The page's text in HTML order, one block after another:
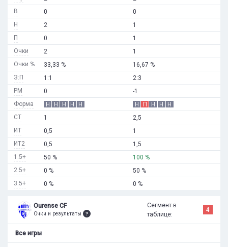
В
Н
П
Очки
Очки %
З:П
РМ
Форма
СТ
ИТ
ИТ2
1.5+
2.5+
3.5+
0
2
0
2
33,33 %
1:1
0
Н
Н Н Н
Н
1
0,5
0,5
50 %
0 %
0 %
0
1
1
1
16,67 %
2:3
-1
Н
П Н Н
Н
2,5
1
1,5
100 %
50 %
0 %
Ourense CF
Очки и результаты
Сегмент в
таблице:
4
Все игры